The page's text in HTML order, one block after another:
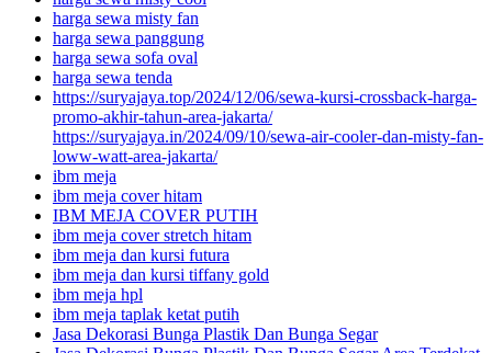
harga sewa misty fan
harga sewa panggung
harga sewa sofa oval
harga sewa tenda
https://suryajaya.top/2024/12/06/sewa-kursi-crossback-harga-
promo-akhir-tahun-area-jakarta/
https://suryajaya.in/2024/09/10/sewa-air-cooler-dan-misty-fan-
loww-watt-area-jakarta/
ibm meja
ibm meja cover hitam
IBM MEJA COVER PUTIH
ibm meja cover stretch hitam
ibm meja dan kursi futura
ibm meja dan kursi tiffany gold
ibm meja hpl
ibm meja taplak ketat putih
Jasa Dekorasi Bunga Plastik Dan Bunga Segar